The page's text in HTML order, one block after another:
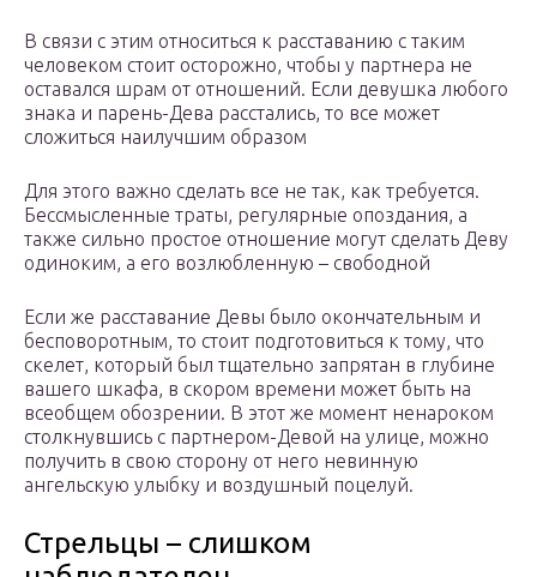
В связи с этим относиться к расставанию с таким
человеком стоит осторожно, чтобы у партнера не
оставался шрам от отношений. Если девушка любого
знака и парень-Дева расстались, то все может
сложиться наилучшим образом
Для этого важно сделать все не так, как требуется.
Бессмысленные траты, регулярные опоздания, а
также сильно простое отношение могут сделать Деву
одиноким, а его возлюбленную – свободной
Если же расставание Девы было окончательным и
бесповоротным, то стоит подготовиться к тому, что
скелет, который был тщательно запрятан в глубине
вашего шкафа, в скором времени может быть на
всеобщем обозрении. В этот же момент ненароком
столкнувшись с партнером-Девой на улице, можно
получить в свою сторону от него невинную
ангельскую улыбку и воздушный поцелуй.
Стрельцы – слишком